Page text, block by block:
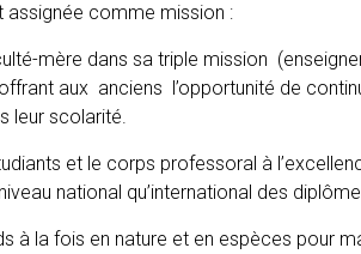
assignée comme mission :
mère dans sa triple mission
aux anciens l’opportunité de
leur scolarité.
et le corps professoral à
national qu’international des
à la fois en nature et en espèces pour